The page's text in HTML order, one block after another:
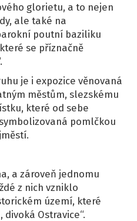
glorietu, a to nejen
ale také na
poutní baziliku
se příznačně
je i expozice věnovaná
městům, slezskému
které od sebe
pomlčkou
a zároveň jednomu
z nich vzniklo
území, které
Ostravice“.